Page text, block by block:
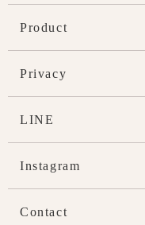
Product
Privacy
LINE
Instagram
Contact